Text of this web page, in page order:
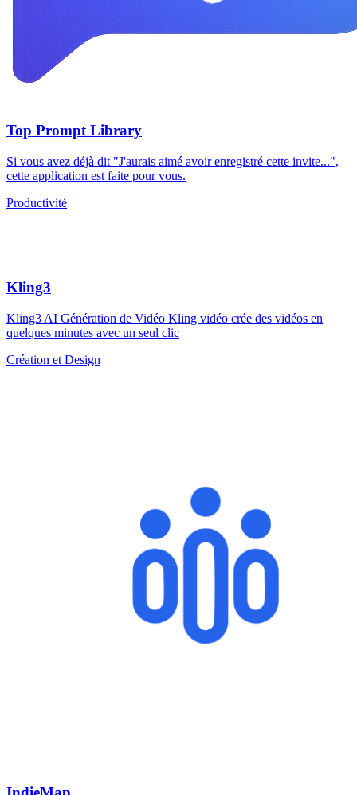
Top Prompt Library
Si vous avez déjà dit "J'aurais aimé avoir enregistré cette invite...",
cette application est faite pour vous.
Productivité
Kling3
Kling3 AI Génération de Vidéo Kling vidéo crée des vidéos en
quelques minutes avec un seul clic
Création et Design